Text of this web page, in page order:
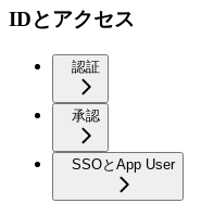
IDとアクセス
認証
承認
SSOとApp User